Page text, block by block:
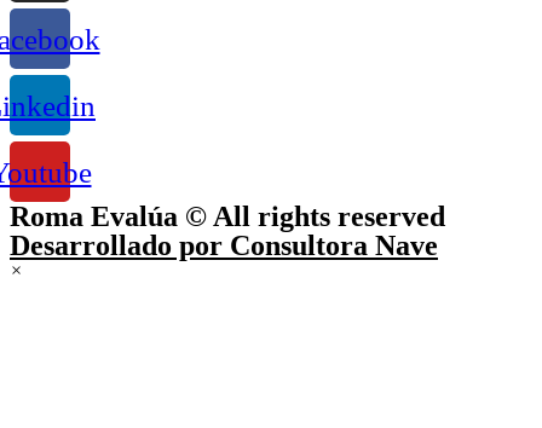
Roma Evalúa © All rights reserved
Desarrollado por Consultora Nave
×